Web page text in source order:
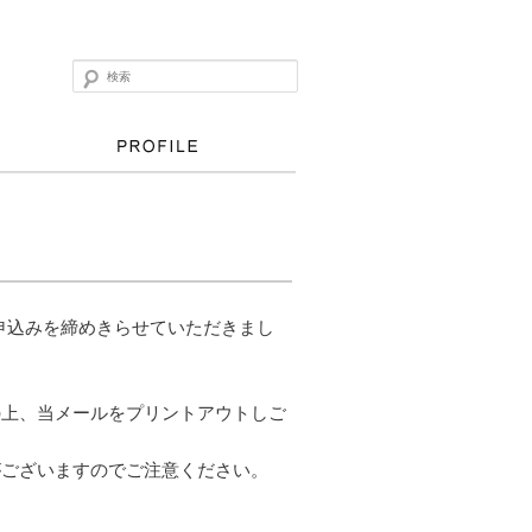
検索
みを締めきらせていただきまし
、当メールをプリントアウトしご
ざいますのでご注意ください。